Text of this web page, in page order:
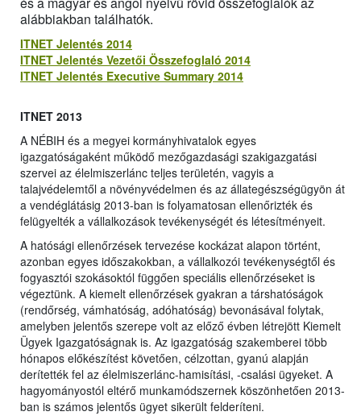
alábbiakban találhatók.
ITNET Jelentés 2014
ITNET Jelentés Vezetői Összefoglaló 2014
ITNET Jelentés Executive Summary 2014
ITNET 2013
A NÉBIH és a megyei kormányhivatalok egyes
igazgatóságaként működő mezőgazdasági szakigazgatási
szervei az élelmiszerlánc teljes területén, vagyis a
talajvédelemtől a növényvédelmen és az állategészségügyön át
a vendéglátásig 2013-ban is folyamatosan ellenőrizték és
felügyelték a vállalkozások tevékenységét és létesítményeit.
A hatósági ellenőrzések tervezése kockázat alapon történt,
azonban egyes időszakokban, a vállalkozói tevékenységtől és
fogyasztói szokásoktól függően speciális ellenőrzéseket is
végeztünk. A kiemelt ellenőrzések gyakran a társhatóságok
(rendőrség, vámhatóság, adóhatóság) bevonásával folytak,
amelyben jelentős szerepe volt az előző évben létrejött Kiemelt
Ügyek Igazgatóságnak is. Az igazgatóság szakemberei több
hónapos előkészítést követően, célzottan, gyanú alapján
derítették fel az élelmiszerlánc-hamisítási, -csalási ügyeket. A
hagyományostól eltérő munkamódszernek köszönhetően 2013-
ban is számos jelentős ügyet sikerült felderíteni.